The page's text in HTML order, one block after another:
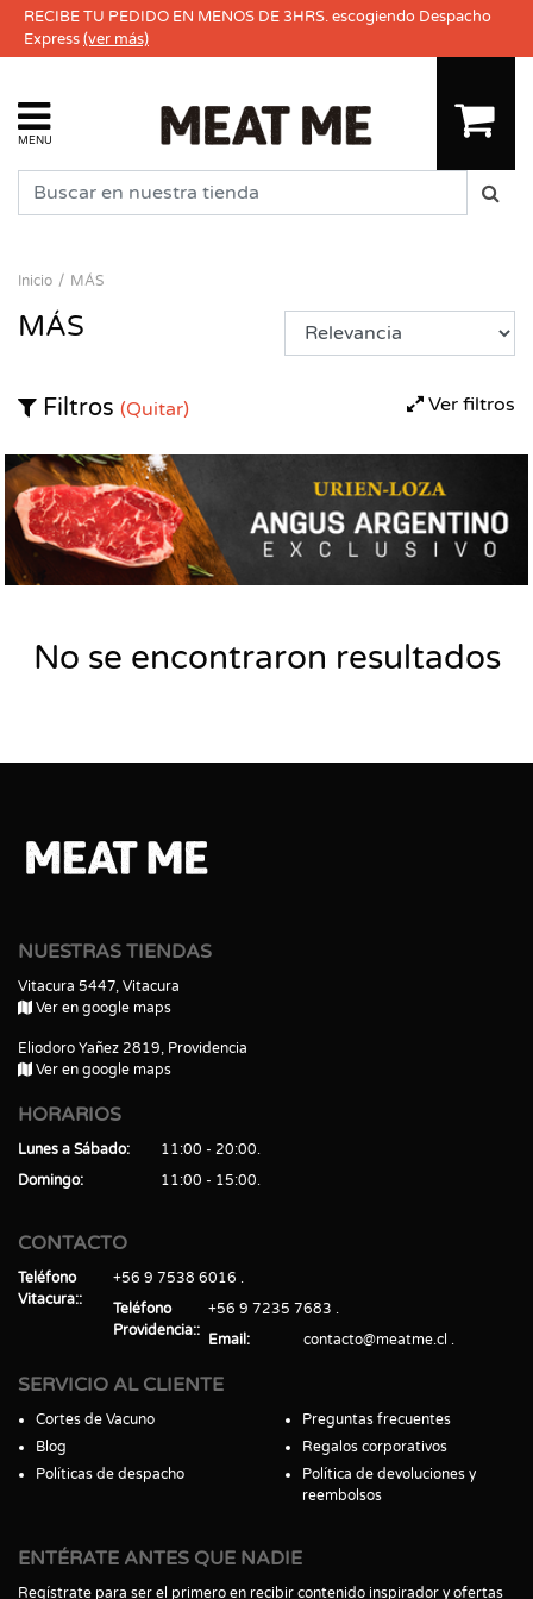
RECIBE TU PEDIDO EN MENOS DE 3HRS. escogiendo Despacho
Express(ver más)
MENU
Inicio MÁS
MÁS
Ver filtros
Filtros (Quitar)
No se encontraron resultados
NUESTRAS TIENDAS
Vitacura 5447, Vitacura
Ver en google maps
Eliodoro Yañez 2819, Providencia
Ver en google maps
HORARIOS
Lunes a Sábado
11:00 - 20:00
Domingo
11:00 - 15:00
CONTACTO
Teléfono
Vitacura:
+56 9 7538 6016
Teléfono
Providencia:
+56 9 7235 7683
Email
contacto@meatme.cl
SERVICIO AL CLIENTE
Cortes de Vacuno
Blog
Políticas de despacho
Preguntas frecuentes
Regalos corporativos
Política de devoluciones y
reembolsos
ENTÉRATE ANTES QUE NADIE
Regístrate para ser el primero en recibir contenido inspirador y ofertas